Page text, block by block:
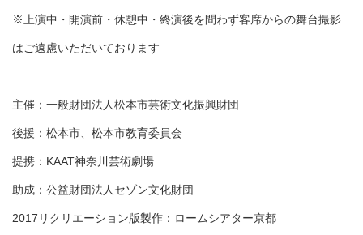
※上演中・開演前・休憩中・終演後を問わず客席からの舞台撮影
はご遠慮いただいております
主催：一般財団法人松本市芸術文化振興財団
後援：松本市、松本市教育委員会
提携：KAAT神奈川芸術劇場
助成：公益財団法人セゾン文化財団
2017リクリエーション版製作：ロームシアター京都